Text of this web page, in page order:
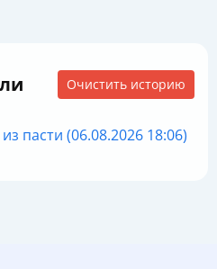
Очистить историю
пасти (06.08.2026 18:06)